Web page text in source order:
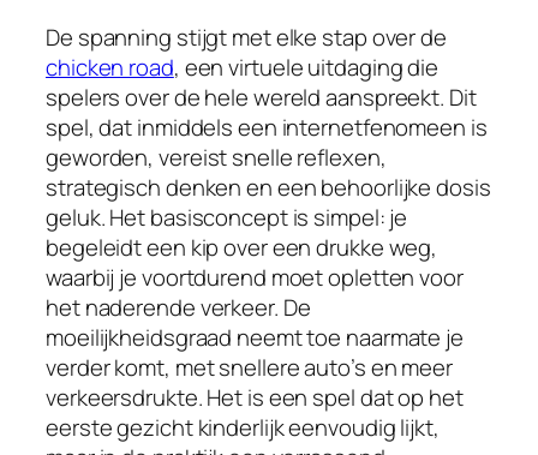
De spanning stijgt met elke stap over de
chicken road, een virtuele uitdaging die
spelers over de hele wereld aanspreekt. Dit
spel, dat inmiddels een internetfenomeen is
geworden, vereist snelle reflexen,
strategisch denken en een behoorlijke dosis
geluk. Het basisconcept is simpel: je
begeleidt een kip over een drukke weg,
waarbij je voortdurend moet opletten voor
het naderende verkeer. De
moeilijkheidsgraad neemt toe naarmate je
verder komt, met snellere auto’s en meer
verkeersdrukte. Het is een spel dat op het
eerste gezicht kinderlijk eenvoudig lijkt,